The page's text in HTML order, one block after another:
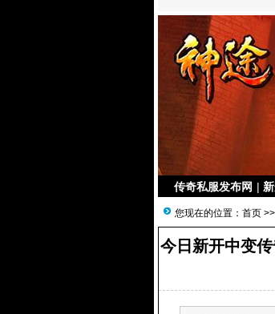
传奇私服发布网 |
您现在的位置： 首页 >>
今日新开中变